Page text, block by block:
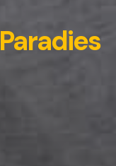
Paradies